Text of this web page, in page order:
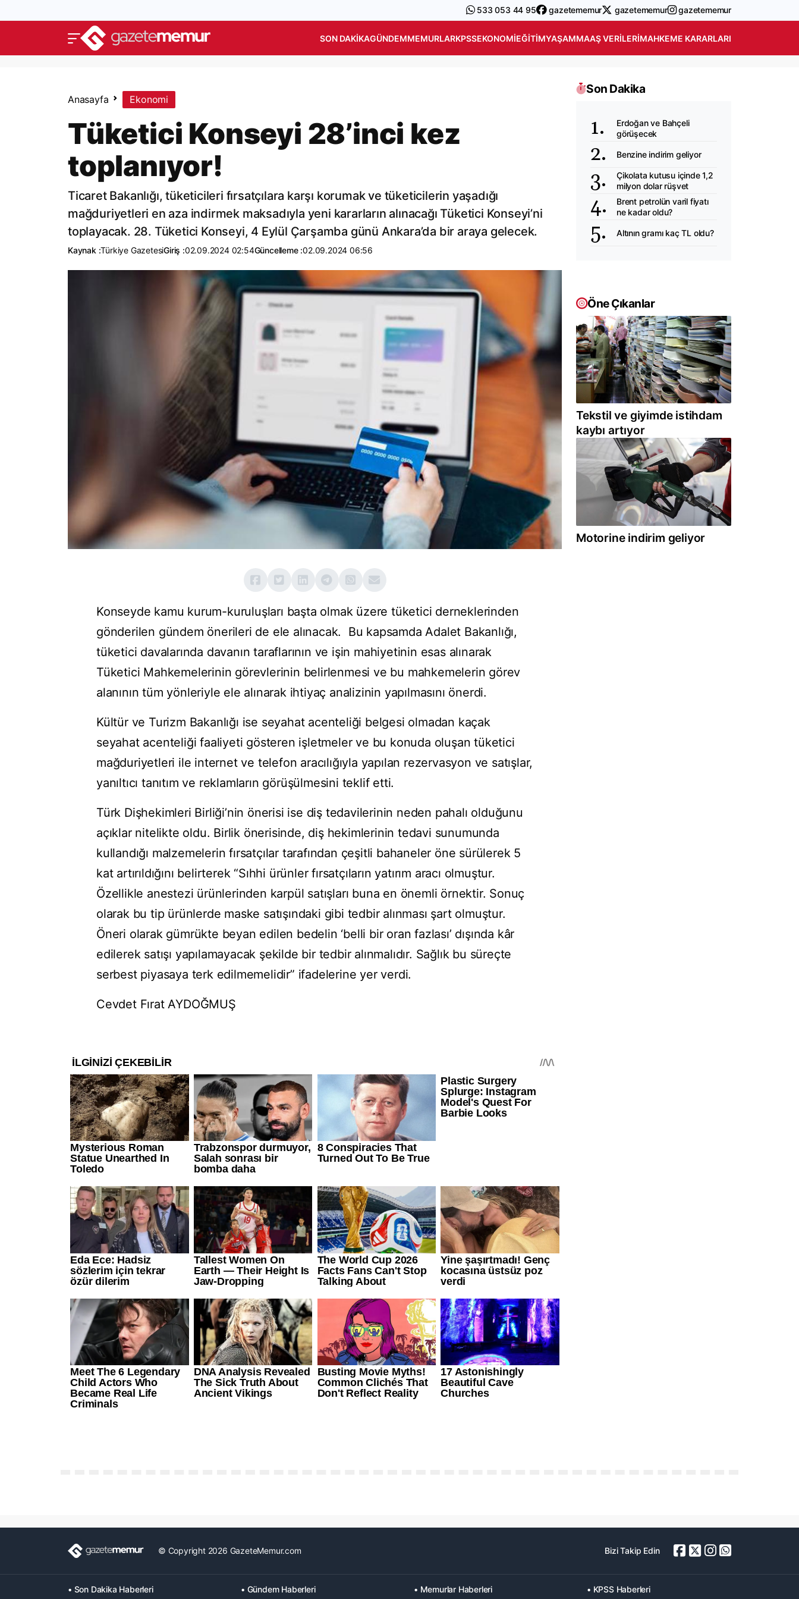
533 053 44 95 gazetememur gazetememur gazetememur
SON DAKIKAGÜNDEMMEMURLARKPSSEKONOMIEĞITIMYAŞAMMAAŞ VERILERIMAHKEME KARARLARI
Anasayfa Ekonomi
Tüketici Konseyi 28’inci kez
toplanıyor!
Ticaret Bakanlığı, tüketicileri fırsatçılara karşı korumak ve tüketicilerin yaşadığı
mağduriyetleri en aza indirmek maksadıyla yeni kararların alınacağı Tüketici Konseyi’ni
toplayacak. 28. Tüketici Konseyi, 4 Eylül Çarşamba günü Ankara’da bir araya gelecek.
Kaynak :Türkiye GazetesiGiriş :02.09.2024 02:54Güncelleme :02.09.2024 06:56
Konseyde kamu kurum-kuruluşları başta olmak üzere tüketici derneklerinden
gönderilen gündem önerileri de ele alınacak. Bu kapsamda Adalet Bakanlığı,
tüketici davalarında davanın taraflarının ve işin mahiyetinin esas alınarak
Tüketici Mahkemelerinin görevlerinin belirlenmesi ve bu mahkemelerin görev
alanının tüm yönleriyle ele alınarak ihtiyaç analizinin yapılmasını önerdi.
Kültür ve Turizm Bakanlığı ise seyahat acenteliği belgesi olmadan kaçak
seyahat acenteliği faaliyeti gösteren işletmeler ve bu konuda oluşan tüketici
mağduriyetleri ile internet ve telefon aracılığıyla yapılan rezervasyon ve satışlar,
yanıltıcı tanıtım ve reklamların görüşülmesini teklif etti.
Türk Dişhekimleri Birliği’nin önerisi ise diş tedavilerinin neden pahalı olduğunu
açıklar nitelikte oldu. Birlik önerisinde, diş hekimlerinin tedavi sunumunda
kullandığı malzemelerin fırsatçılar tarafından çeşitli bahaneler öne sürülerek 5
kat artırıldığını belirterek “Sıhhi ürünler fırsatçıların yatırım aracı olmuştur.
Özellikle anestezi ürünlerinden karpül satışları buna en önemli örnektir. Sonuç
olarak bu tip ürünlerde maske satışındaki gibi tedbir alınması şart olmuştur.
Öneri olarak gümrükte beyan edilen bedelin ‘belli bir oran fazlası’ dışında kâr
edilerek satışı yapılamayacak şekilde bir tedbir alınmalıdır. Sağlık bu süreçte
serbest piyasaya terk edilmemelidir” ifadelerine yer verdi.
Cevdet Fırat AYDOĞMUŞ
Son Dakika
Erdoğan ve Bahçeli
görüşecek
Benzine indirim geliyor
Çikolata kutusu içinde 1,2
milyon dolar rüşvet
Brent petrolün varil fiyatı
ne kadar oldu?
Altının gramı kaç TL oldu?
Öne Çıkanlar
Tekstil ve giyimde istihdam
kaybı artıyor
Motorine indirim geliyor
© Copyright 2026 GazeteMemur.com Bizi Takip Edin
• Son Dakika Haberleri • Gündem Haberleri • Memurlar Haberleri
• KPSS Haberleri